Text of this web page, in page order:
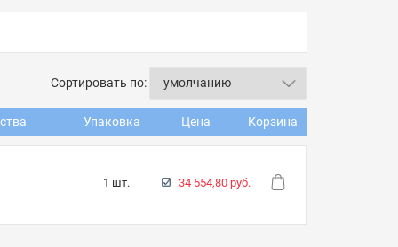
Сортировать по:
Упаковка Цена Корзина
1 шт. 34 554,80 руб.